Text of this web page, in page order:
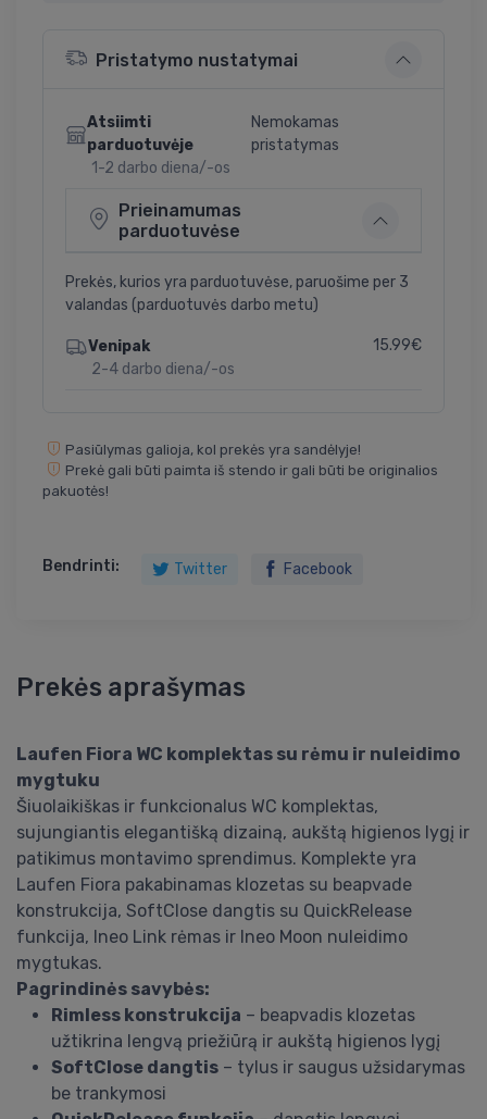
Pristatymo nustatymai
Atsiimti
parduotuvėje
1-2 darbo diena/-os
Nemokamas
pristatymas
Prieinamumas
parduotuvėse
Prekės, kurios yra parduotuvėse, paruošime per 3
valandas (parduotuvės darbo metu)
Venipak
2-4 darbo diena/-os
15.99€
Pasiūlymas galioja, kol prekės yra sandėlyje!
Prekė gali būti paimta iš stendo ir gali būti be originalios
pakuotės!
Bendrinti: Twitter Facebook
Prekės aprašymas
Laufen Fiora WC komplektas su rėmu ir nuleidimo
mygtuku
Šiuolaikiškas ir funkcionalus WC komplektas,
sujungiantis elegantišką dizainą, aukštą higienos lygį ir
patikimus montavimo sprendimus. Komplekte yra
Laufen Fiora pakabinamas klozetas su beapvade
konstrukcija, SoftClose dangtis su QuickRelease
funkcija, Ineo Link rėmas ir Ineo Moon nuleidimo
mygtukas.
Pagrindinės savybės:
Rimless konstrukcija – beapvadis klozetas
užtikrina lengvą priežiūrą ir aukštą higienos lygį
SoftClose dangtis – tylus ir saugus užsidarymas
be trankymosi